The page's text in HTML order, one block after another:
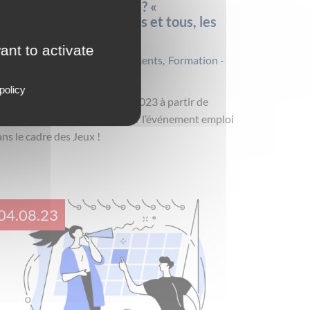
recherches un emploi ? «
pour toutes et tous, les
Alternance , Emploi Evénements Formation -
vous le 26 septembre 2023 à partir de
à la Cité du Cinéma pour l’événement emploi
le cadre des Jeux !
to activate